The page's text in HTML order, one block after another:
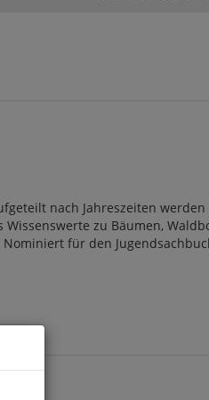
nach Jahreszeiten
zu Bäumen,
für den